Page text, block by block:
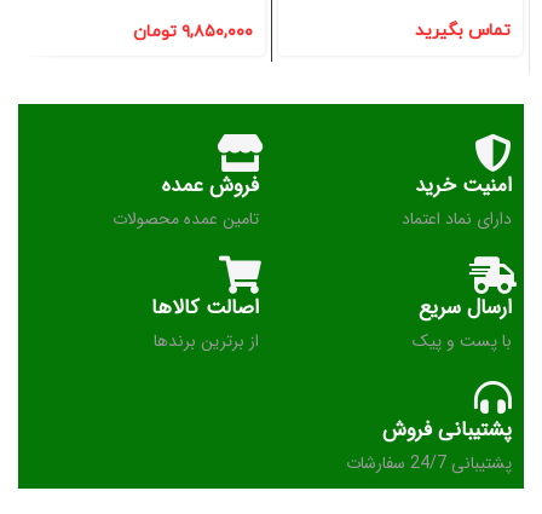
تماس بگیرید ۹,۸۵۰,۰۰۰ تومان
امنیت خرید
دارای نماد اعتماد
فروش عمده
تامین عمده محصولات
ارسال سریع
با پست و پیک
اصالت کالاها
از برترین برندها
پشتیبانی فروش
پشتیبانی 24/7 سفارشات